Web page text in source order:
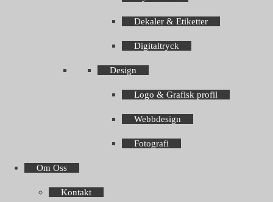
Dekaler & Etiketter
Digitaltryck
Design
Logo & Grafisk profil
Webbdesign
Fotografi
Om Oss
Kontakt